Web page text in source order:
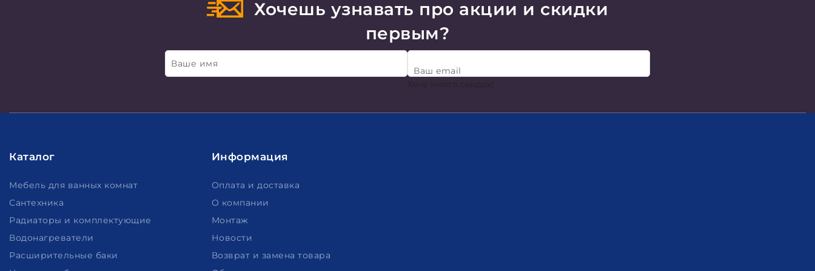
Хочешь узнавать про акции и скидки
первым?
Ваше имя
Ваш email
Хочу много скидок!
Каталог
Мебель для ванных комнат
Сантехника
Радиаторы и комплектующие
Водонагреватели
Расширительные баки
Информация
Оплата и доставка
О компании
Монтаж
Новости
Возврат и замена товара